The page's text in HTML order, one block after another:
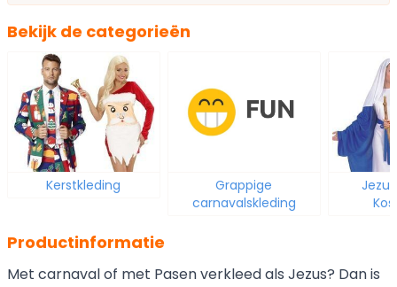
Bekijk de categorieën
Kerstkleding
Grappige
carnavalskleding
Productinformatie
Met carnaval of met Pasen verkleed als Jezus? Dan is